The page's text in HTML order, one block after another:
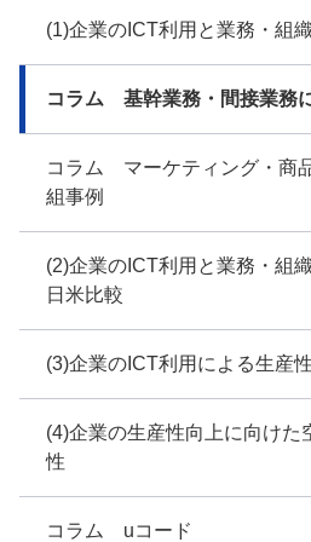
(1)企業のICT利用と業務・組
コラム 基幹業務・間接業務
コラム マーケティング・商
組事例
(2)企業のICT利用と業務・組
日米比較
(3)企業のICT利用による生産
(4)企業の生産性向上に向けた
性
コラム uコード